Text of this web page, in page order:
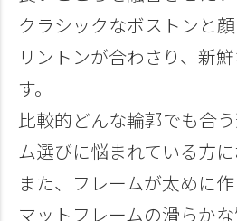
クラシックなボストンと
リントンが合わさり、新
す。
比較的どんな輪郭でも合
ム選びに悩まれている方に
また、フレームが太めに作
マットフレームの滑らか